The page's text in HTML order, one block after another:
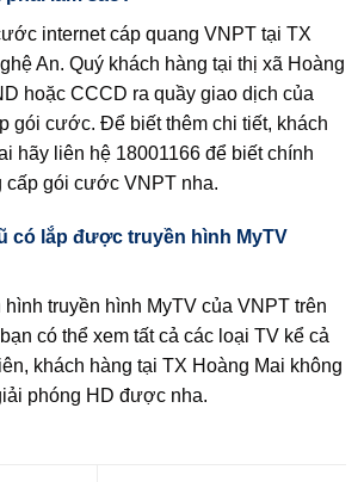
internet cáp quang VNPT tại TX
An. Quý khách hàng tại thị xã Hoàng
hoặc CCCD ra quầy giao dịch của
gói cước. Để biết thêm chi tiết, khách
hãy liên hệ 18001166 để biết chính
cấp gói cước VNPT nha.
có lắp được truyền hình MyTV
truyền hình MyTV của VNPT trên
có thể xem tất cả các loại TV kể cả
khách hàng tại TX Hoàng Mai không
phóng HD được nha.